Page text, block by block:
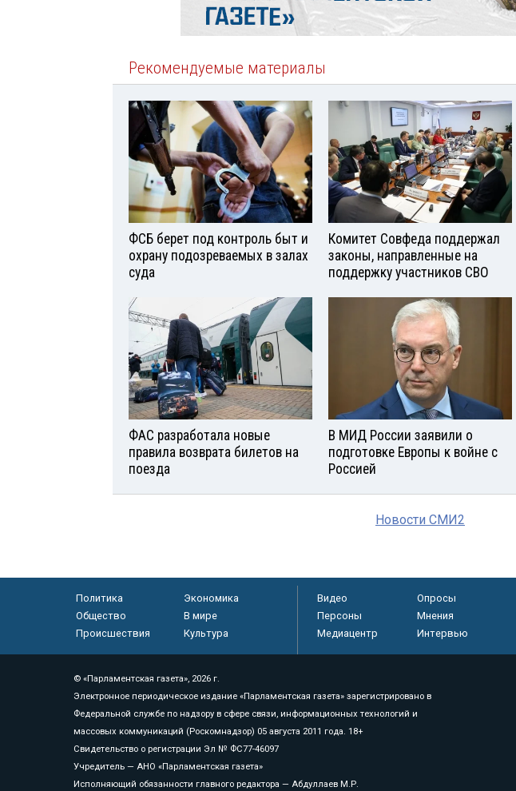
Рекомендуемые материалы
ФСБ берет под контроль быт и
охрану подозреваемых в залах
суда
Комитет Совфеда поддержал
законы, направленные на
поддержку участников СВО
ФАС разработала новые
правила возврата билетов на
поезда
В МИД России заявили о
подготовке Европы к войне с
Россией
Новости СМИ2
Политика
Экономика
Общество
В мире
Происшествия
Культура
Видео Опросы
Персоны
Мнения
Медиацентр
Интервью
© «Парламентская газета», 2026 г.
Электронное периодическое издание «Парламентская газета» зарегистрировано в
Федеральной службе по надзору в сфере связи, информационных технологий и
массовых коммуникаций (Роскомнадзор) 05 августа 2011 года. 18+
Свидетельство о регистрации Эл № ФС77-46097
Учредитель — АНО «Парламентская газета»
Исполняющий обязанности главного редактора — Абдуллаев М.Р.